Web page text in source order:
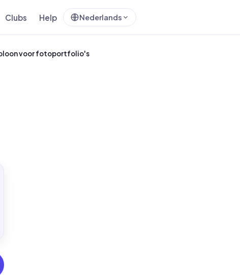
Clubs Help Nederlands
voor fotoportfolio's